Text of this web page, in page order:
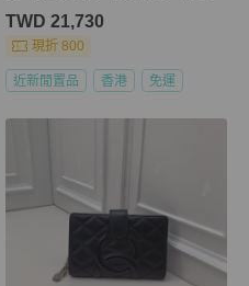
TWD 21,730
現折 800
近新閒置品 香港 免運